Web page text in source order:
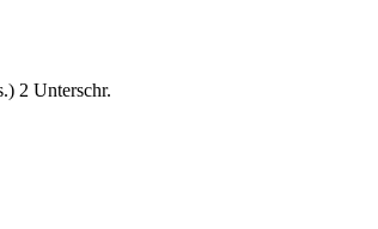
2 Unterschr.